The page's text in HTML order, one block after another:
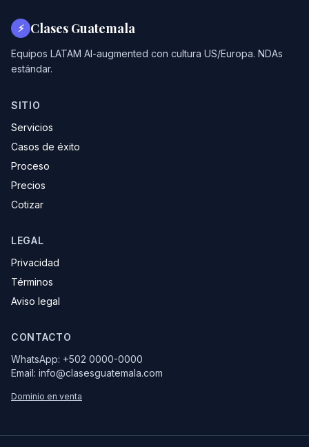
⚡ Clases Guatemala
Equipos LATAM AI-augmented con cultura US/Europa. NDAs
estándar.
SITIO
Servicios
Casos de éxito
Proceso
Precios
Cotizar
LEGAL
Privacidad
Términos
Aviso legal
CONTACTO
WhatsApp: +502 0000-0000
Email: info@clasesguatemala.com
Dominio en venta